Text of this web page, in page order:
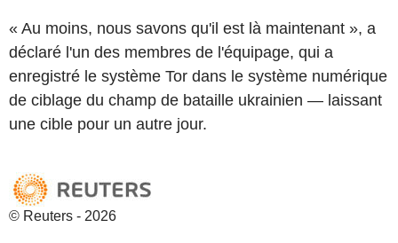
« Au moins, nous savons qu'il est là maintenant », a
déclaré l'un des membres de l'équipage, qui a
enregistré le système Tor dans le système numérique
de ciblage du champ de bataille ukrainien — laissant
une cible pour un autre jour.
© Reuters - 2026